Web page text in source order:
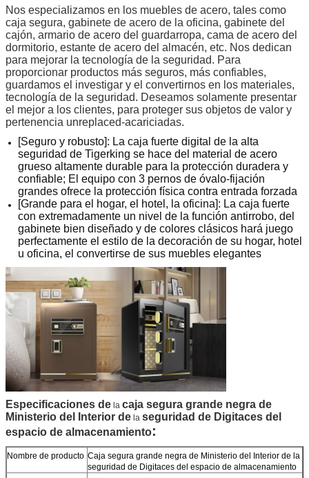
Nos especializamos en los muebles de acero, tales como
caja segura, gabinete de acero de la oficina, gabinete del
cajón, armario de acero del guardarropa, cama de acero del
dormitorio, estante de acero del almacén, etc. Nos dedican
para mejorar la tecnología de la seguridad. Para
proporcionar productos más seguros, más confiables,
guardamos el investigar y el convertirnos en los materiales,
tecnología de la seguridad. Deseamos solamente presentar
el mejor a los clientes, para proteger sus objetos de valor y
pertenencia unreplaced-acariciadas.
[Seguro y robusto]: La caja fuerte digital de la alta
seguridad de Tigerking se hace del material de acero
grueso altamente durable para la protección duradera y
confiable; El equipo con 3 pernos de óvalo-fijación
grandes ofrece la protección física contra entrada forzada
[Grande para el hogar, el hotel, la oficina]: La caja fuerte
con extremadamente un nivel de la función antirrobo, del
gabinete bien diseñado y de colores clásicos hará juego
perfectamente el estilo de la decoración de su hogar, hotel
u oficina, el convertirse de sus muebles elegantes
Especificaciones de la caja segura grande negra de
Ministerio del Interior de la seguridad de Digitaces del
espacio de almacenamiento:
Nombre de producto Caja segura grande negra de Ministerio del Interior de la
seguridad de Digitaces del espacio de almacenamiento